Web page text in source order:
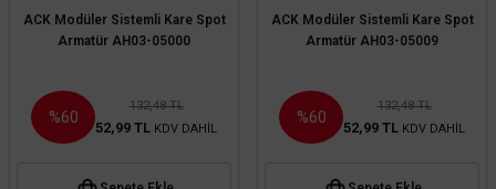
ACK Modüler Sistemli Kare Spot
Armatür AH03-05000
%60
132,48 TL
52,99 TL KDV DAHİL
ACK Modüler Sistemli Kare Spot
Armatür AH03-05009
%60
132,48 TL
52,99 TL KDV DAHİL